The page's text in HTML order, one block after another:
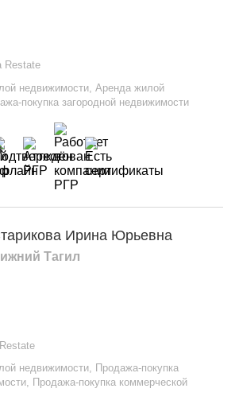
Restate
недвижимости Аренда жилой
покупка загородной недвижимости
Ирина Юрьевна
Тагил
недвижимости, Продажа-покупка
, Продажа-покупка коммерческой